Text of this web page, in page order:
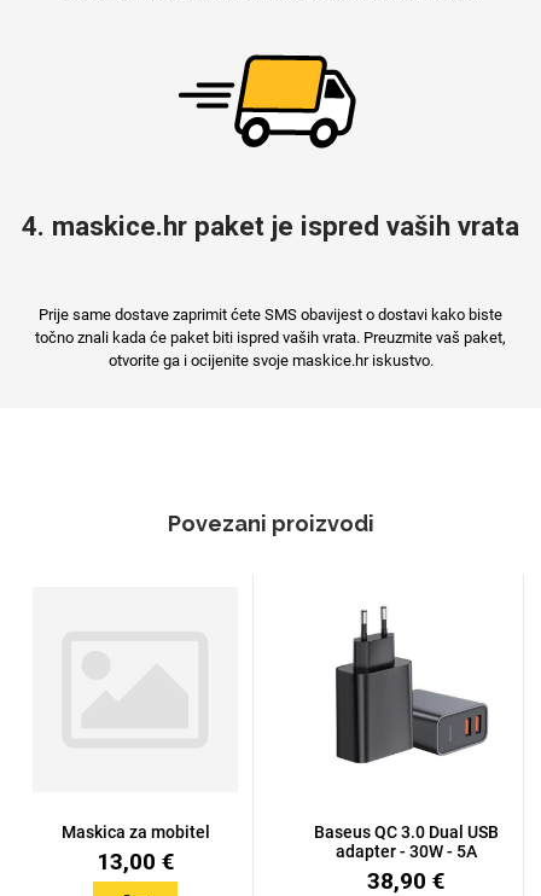
4. maskice.hr paket je ispred vaših vrata
Prije same dostave zaprimit ćete SMS obavijest o dostavi kako biste
točno znali kada će paket biti ispred vaših vrata. Preuzmite vaš paket,
otvorite ga i ocijenite svoje maskice.hr iskustvo.
Povezani proizvodi
Maskica za mobitel
13,00 €
Baseus QC 3.0 Dual USB
adapter - 30W - 5A
38,90 €